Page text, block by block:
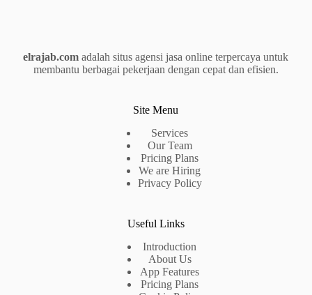
elrajab.com adalah situs agensi jasa online terpercaya untuk
membantu berbagai pekerjaan dengan cepat dan efisien.
Site Menu
Services
Our Team
Pricing Plans
We are Hiring
Privacy Policy
Useful Links
Introduction
About Us
App Features
Pricing Plans